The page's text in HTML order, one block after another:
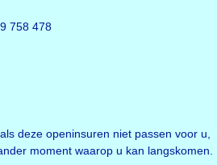
758 478
deze openinsuren niet passen voor u,
moment waarop u kan langskomen.